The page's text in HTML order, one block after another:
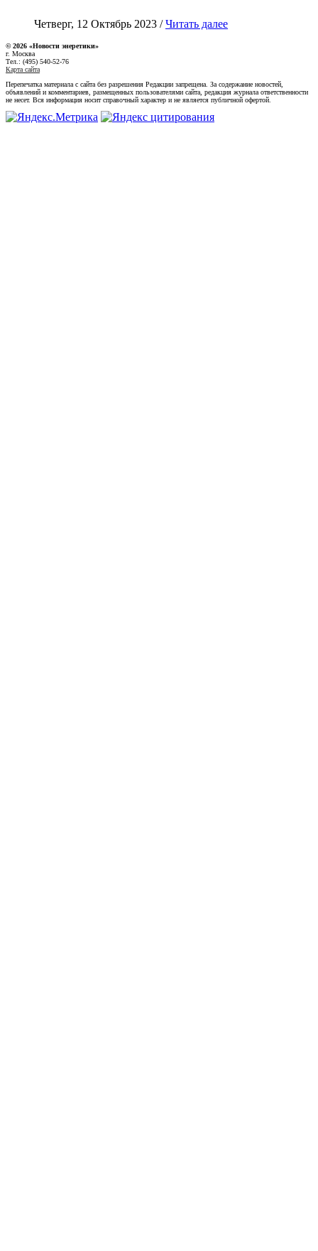
Четверг, 12 Октябрь 2023 /Читать далее
© 2026 «Новости энеретики»
г. Москва
Тел.: (495) 540-52-76
Карта сайта
Перепечатка материала с сайта без разрешения Редакции запрещена. За содержание новостей,
объявлений и комментариев, размещенных пользователями сайта, редакция журнала ответственности
не несет. Вся информация носит справочный характер и не является публичной офертой.